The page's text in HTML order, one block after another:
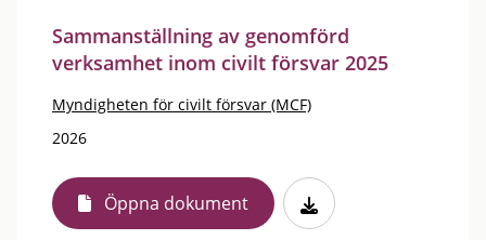
Sammanställning av genomförd
verksamhet inom civilt försvar 2025
Myndigheten för civilt försvar (MCF)
2026
Öppna dokument